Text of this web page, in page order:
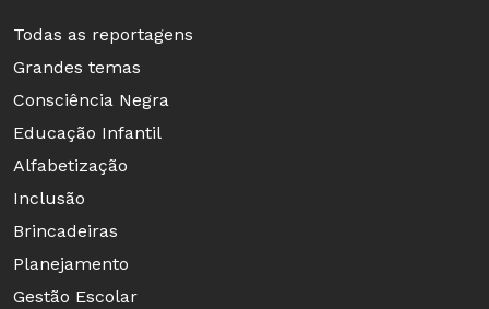
Todas as reportagens
Grandes temas
Consciência Negra
Educação Infantil
Alfabetização
Inclusão
Brincadeiras
Planejamento
Gestão Escolar